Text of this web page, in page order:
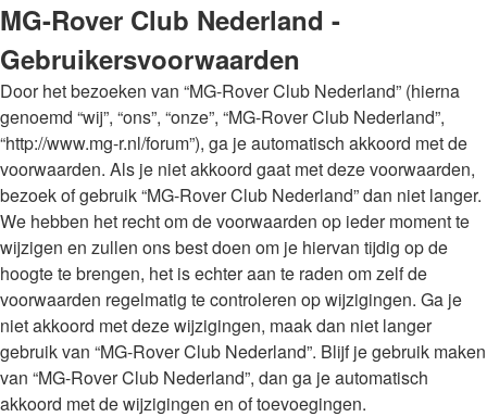
MG-Rover Club Nederland -
Gebruikersvoorwaarden
Door het bezoeken van “MG-Rover Club Nederland” (hierna
genoemd “wij”, “ons”, “onze”, “MG-Rover Club Nederland”,
“http://www.mg-r.nl/forum”), ga je automatisch akkoord met de
voorwaarden. Als je niet akkoord gaat met deze voorwaarden,
bezoek of gebruik “MG-Rover Club Nederland” dan niet langer.
We hebben het recht om de voorwaarden op ieder moment te
wijzigen en zullen ons best doen om je hiervan tijdig op de
hoogte te brengen, het is echter aan te raden om zelf de
voorwaarden regelmatig te controleren op wijzigingen. Ga je
niet akkoord met deze wijzigingen, maak dan niet langer
gebruik van “MG-Rover Club Nederland”. Blijf je gebruik maken
van “MG-Rover Club Nederland”, dan ga je automatisch
akkoord met de wijzigingen en of toevoegingen.